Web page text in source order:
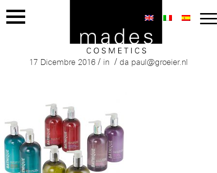
Mades Bathique Range
17 Dicembre 2016 / in / da paul@groeier.nl